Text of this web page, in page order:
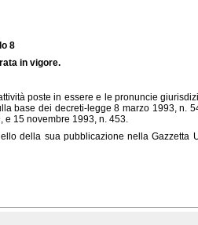
8
in vigore.
poste in essere e le pronuncie
base dei decreti-legge 8 marzo 1993, n.
e 15 novembre 1993, n. 453.
della sua pubblicazione nella Gazzetta